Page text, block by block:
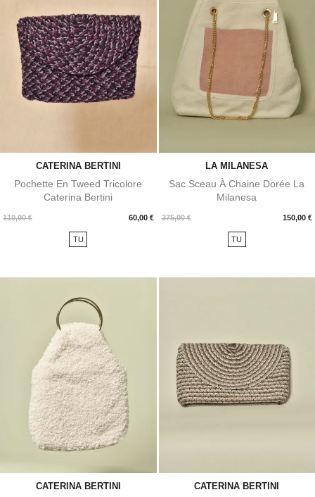
CATERINA BERTINI
Pochette En Tweed Tricolore
Caterina Bertini
110,00 € 60,00 €
Prix
TU
LA MILANESA
Sac Sceau À Chaine Dorée La
Milanesa
375,00 € 150,00 €
Prix
TU
CATERINA BERTINI CATERINA BERTINI